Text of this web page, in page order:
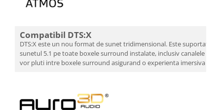
Compatibil DTS:X
DTS:X este un nou format de sunet tridimensional. Este suportat
sunetul 5.1 pe toate boxele surround instalate, inclusiv canalele
vor pluti intre boxele surround asigurand o experienta imersiva fara